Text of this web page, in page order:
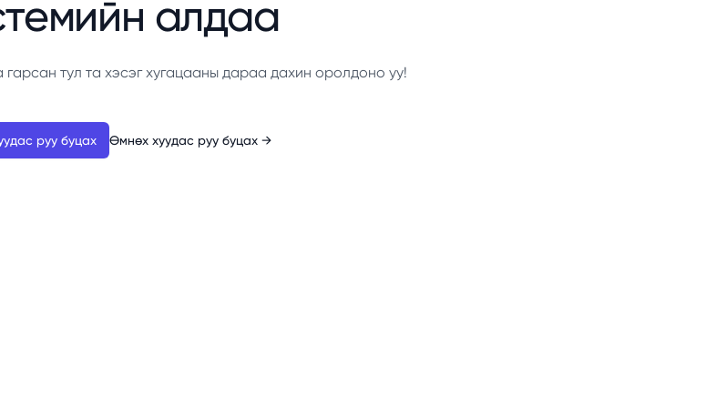
алдаа
тул та хэсэг хугацааны дараа дахин оролдоно уу!
руу буцах Өмнөх хуудас руу буцах →